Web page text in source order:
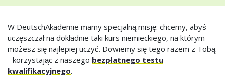
W DeutschAkademie mamy specjalną misję: chcemy, abyś
uczęszczał na dokładnie taki kurs niemieckiego, na którym
możesz się najlepiej uczyć. Dowiemy się tego razem z Tobą
- korzystając z naszego bezpłatnego testu
kwalifikacyjnego.